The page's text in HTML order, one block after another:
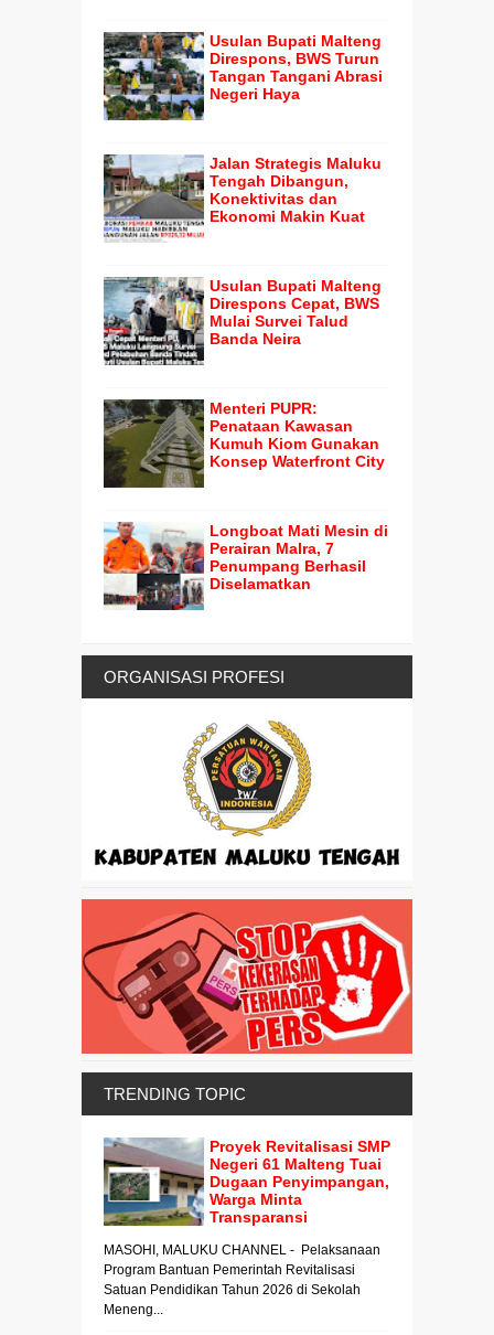
Usulan Bupati Malteng
Direspons, BWS Turun
Tangan Tangani Abrasi
Negeri Haya
Jalan Strategis Maluku
Tengah Dibangun,
Konektivitas dan
Ekonomi Makin Kuat
Usulan Bupati Malteng
Direspons Cepat, BWS
Mulai Survei Talud
Banda Neira
Menteri PUPR:
Penataan Kawasan
Kumuh Kiom Gunakan
Konsep Waterfront City
Longboat Mati Mesin di
Perairan Malra, 7
Penumpang Berhasil
Diselamatkan
ORGANISASI PROFESI
TRENDING TOPIC
Proyek Revitalisasi SMP
Negeri 61 Malteng Tuai
Dugaan Penyimpangan,
Warga Minta
Transparansi
MASOHI, MALUKU CHANNEL - Pelaksanaan
Program Bantuan Pemerintah Revitalisasi
Satuan Pendidikan Tahun 2026 di Sekolah
Meneng...